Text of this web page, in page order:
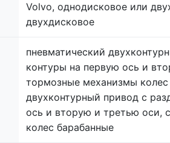
Volvo, однодисковое или
двухдисковое
пневматический
контуры на первую ось и
тормозные механизмы
двухконтурный привод с
ось и вторую и третью оси,
колес барабанные